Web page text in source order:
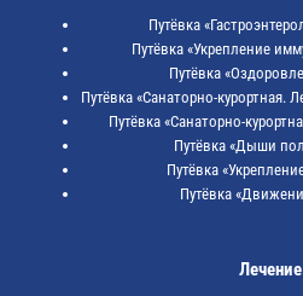
Путёвка
Путёвка «Укрепление
Путёвка
Путёвка «Санаторно-курортная.
Путёвка «Санаторно-
Путёвка «Дыши
Путёвка
Путёвка
Лечение